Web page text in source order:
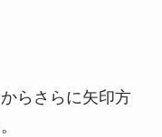
らさらに矢印方